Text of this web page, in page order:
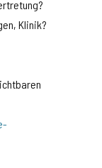
Klinik?